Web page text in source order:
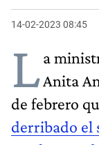
14-02-2023 08:45
La
Anita
de febrero
derribado el